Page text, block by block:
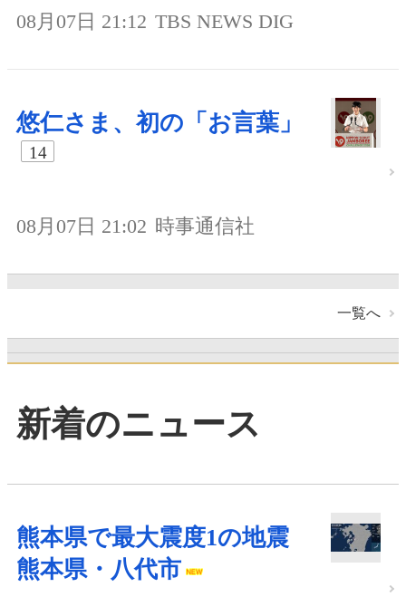
08月07日 21:12 TBS NEWS DIG
悠仁さま、初の「お言葉」
14
08月07日 21:02 時事通信社
一覧へ
新着のニュース
熊本県で最大震度1の地震
熊本県・八代市